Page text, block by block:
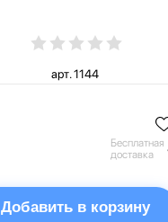
арт. 1144
Бесплатная
доставка
Добавить в корзину